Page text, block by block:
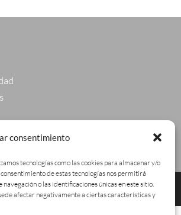
consentimiento
tecnologías como las cookies para almacenar y/o
de estas tecnologías nos permitirá
o las identificaciones únicas en este sitio.
afectar negativamente a ciertas características y